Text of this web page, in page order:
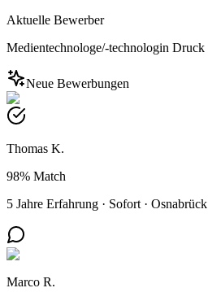
Aktuelle Bewerber
Medientechnologe/-technologin Druck
Neue Bewerbungen
Thomas K.
98% Match
5 Jahre Erfahrung · Sofort · Osnabrück
Marco R.